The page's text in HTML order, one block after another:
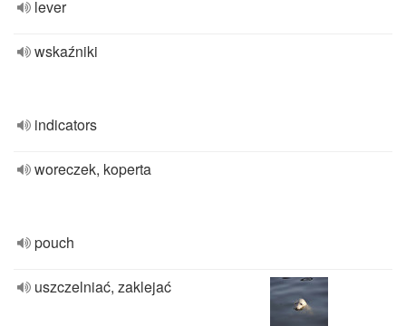
lever
wskaźniki
indicators
woreczek, koperta
pouch
uszczelniać, zaklejać